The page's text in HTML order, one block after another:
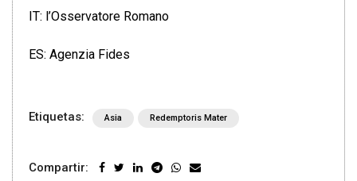
IT: l’Osservatore Romano
ES: Agenzia Fides
Etiquetas: Asia Redemptoris Mater
Compartir: